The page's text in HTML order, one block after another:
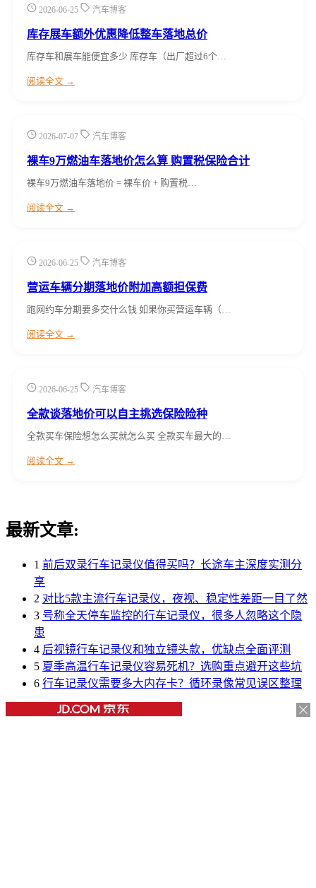
2026-06-25 汽车博客
库存展车额外优惠降低整车落地总价
库存车和展车能便宜多少 库存车（出厂超过6个…
阅读全文 →
2026-07-07 汽车博客
裸车9万燃油车落地价怎么算 购置税保险合计
裸车9万燃油车落地价 = 裸车价 + 购置税…
阅读全文 →
2026-06-25 汽车博客
营运车辆分期落地价附加高额担保费
跑网约车分期要多交什么钱 如果你买营运车辆（…
阅读全文 →
2026-06-25 汽车博客
全款谈落地价可以自主挑选保险险种
全款买车保险想怎么买就怎么买 全款买车最大的…
阅读全文 →
最新文章:
1 前后双录行车记录仪值得买吗？长途车主深度实测分
享
2 对比5款主流行车记录仪，夜视、稳定性差距一目了然
3 号称全天停车监控的行车记录仪，很多人忽略这个隐
患
4 后视镜行车记录仪和独立镜头款，优缺点全面评测
5 夏季高温行车记录仪容易死机？选购重点避开这些坑
6 行车记录仪需要多大内存卡？循环录像常见误区整理